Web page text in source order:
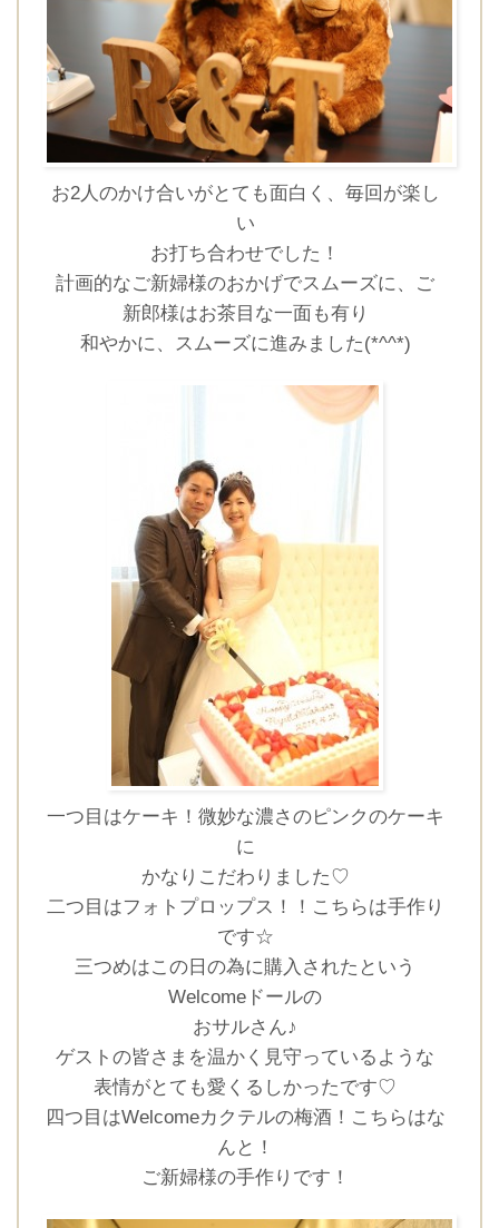
お2人のかけ合いがとても面白く、毎回が楽し
い
お打ち合わせでした！
計画的なご新婦様のおかげでスムーズに、ご
新郎様はお茶目な一面も有り
和やかに、スムーズに進みました(*^^*)
一つ目はケーキ！微妙な濃さのピンクのケーキ
に
かなりこだわりました♡
二つ目はフォトプロップス！！こちらは手作り
です☆
三つめはこの日の為に購入されたという
Welcomeドールの
おサルさん♪
ゲストの皆さまを温かく見守っているような
表情がとても愛くるしかったです♡
四つ目はWelcomeカクテルの梅酒！こちらはな
んと！
ご新婦様の手作りです！